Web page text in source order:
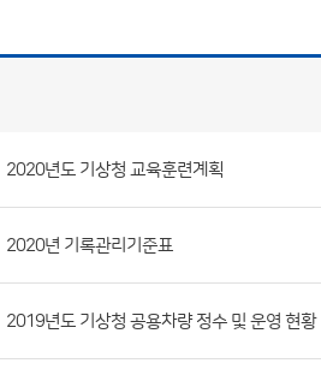
공
개
정
보
목
록
류,
첨
2020년도 기상청 교육훈련계획
2020년 기록관리기준표
2019년도 기상청 공용차량 정수 및 운영 현황